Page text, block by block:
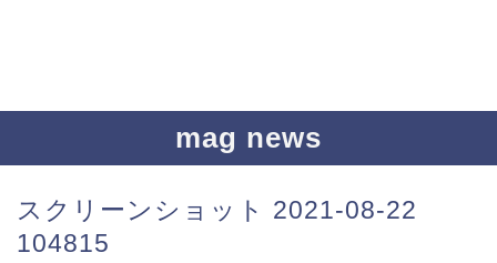
mag news
スクリーンショット 2021-08-22
104815